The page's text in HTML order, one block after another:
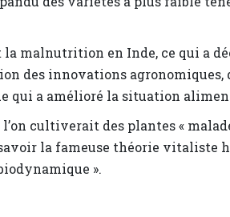
la malnutrition en Inde, ce qui a
des innovations agronomiques,
qui a amélioré la situation
cultiverait des plantes «
la fameuse théorie vitaliste
».